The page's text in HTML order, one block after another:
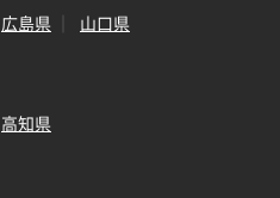
広島県 山口県
高知県